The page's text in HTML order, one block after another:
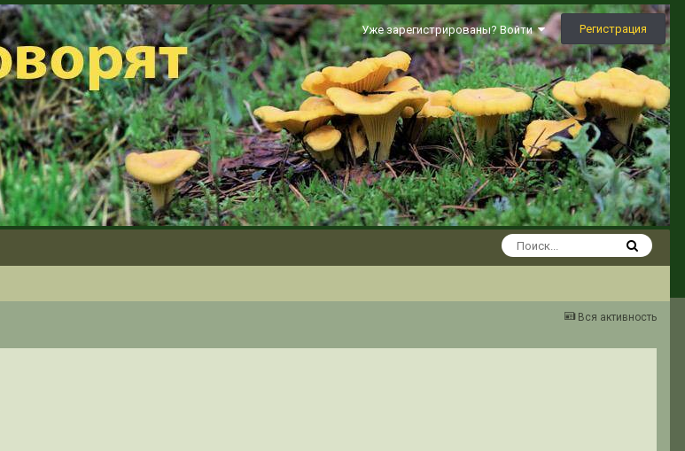
Уже зарегистрированы? Войти Регистрация
Вся активность